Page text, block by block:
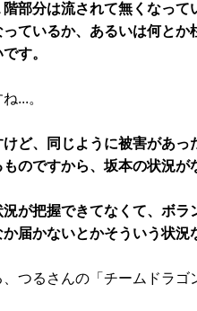
部分は流されて無くなって
ているか、あるいは何とか
す。
...。
ど、同じように被害があっ
のですから、坂本の状況が
が把握できてなくて、ボラ
届かないとかそういう状況
つるさんの「チームドラゴ